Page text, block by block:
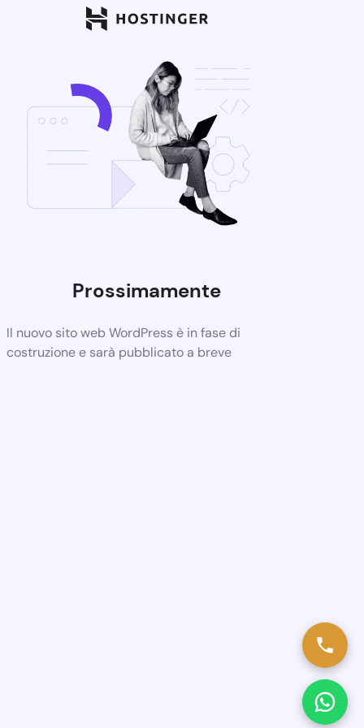
Prossimamente
Il nuovo sito web WordPress è in fase di
costruzione e sarà pubblicato a breve